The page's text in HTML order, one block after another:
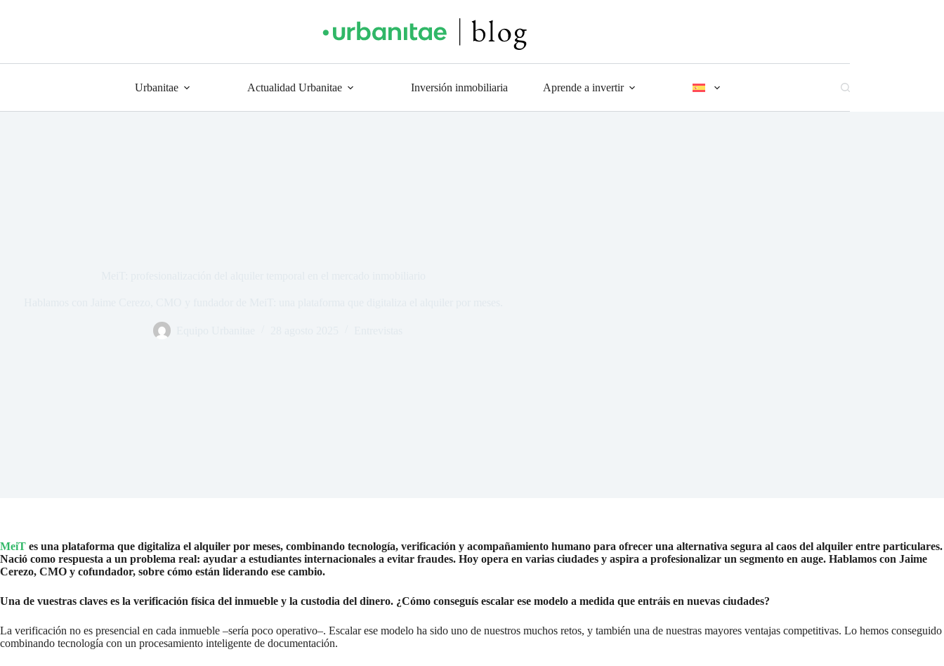
Urbanitae Actualidad Urbanitae Inversión inmobiliaria Aprende a invertir
MeiT es una plataforma que digitaliza el alquiler por meses, combinando tecnología, verificación y acompañamiento humano para ofrecer una alternativa segura al caos del alquiler entre particulares.
Nació como respuesta a un problema real: ayudar a estudiantes internacionales a evitar fraudes. Hoy opera en varias ciudades y aspira a profesionalizar un segmento en auge. Hablamos con Jaime
Cerezo, CMO y cofundador, sobre cómo están liderando ese cambio.
Una de vuestras claves es la verificación física del inmueble y la custodia del dinero. ¿Cómo conseguís escalar ese modelo a medida que entráis en nuevas ciudades?
La verificación no es presencial en cada inmueble –sería poco operativo–. Escalar ese modelo ha sido uno de nuestros muchos retos, y también una de nuestras mayores ventajas competitivas. Lo hemos conseguido
combinando tecnología con un procesamiento inteligente de documentación.